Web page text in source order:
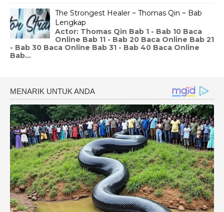
The Strongest Healer ~ Thomas Qin ~ Bab
Lengkap
Actor: Thomas Qin Bab 1 - Bab 10 Baca
Online Bab 11 - Bab 20 Baca Online Bab 21
- Bab 30 Baca Online Bab 31 - Bab 40 Baca Online
Bab...